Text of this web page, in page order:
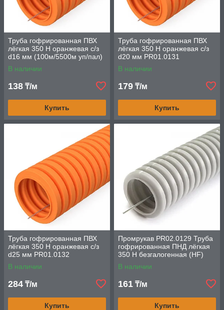
Труба гофрированная ПВХ
лёгкая 350 Н оранжевая с/з
d16 мм (100м/5500м уп/пал)
Промрукав
В наличии
138 ₸/м
Купить
Труба гофрированная ПВХ
лёгкая 350 Н оранжевая с/з
d20 мм PR01.0131
Промрукав
В наличии
179 ₸/м
Купить
Труба гофрированная ПВХ
лёгкая 350 Н оранжевая с/з
d25 мм PR01.0132
Промрукав
В наличии
284 ₸/м
Купить
Промрукав PR02.0129 Труба
гофрированная ПНД лёгкая
350 Н безгалогенная (HF)
стойкая к ультрафиолету
серая с/з
В наличии
161 ₸/м
Купить